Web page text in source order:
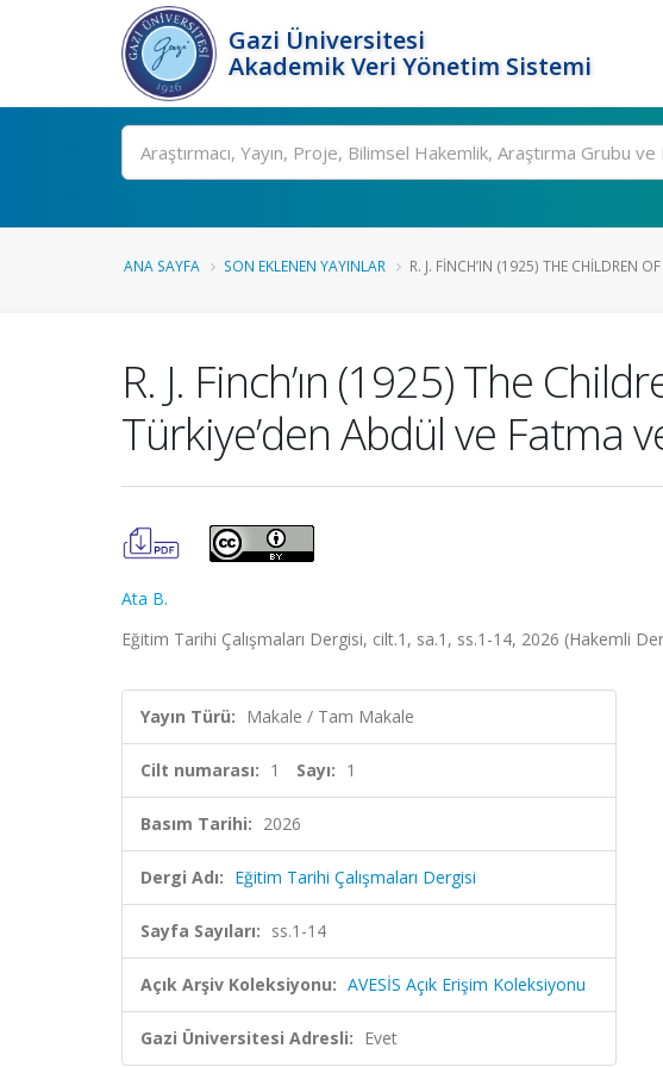
Gazi Üniversitesi
Akademik Veri Yönetim Sistemi
Ara
ANA SAYFA SON EKLENEN YAYINLAR R. J. FINCH’IN (1925) THE CHILDREN OF
R. J. Finch’ın (1925) The
Türkiye’den Abdül ve Fatma
Ata B.
Eğitim Tarihi Çalışmaları Dergisi, cilt.1, sa.1, ss.1-14, 2026 (Hakemli
Yayın Türü: Makale / Tam Makale
Cilt numarası: 1 Sayı: 1
Basım Tarihi: 2026
Dergi Adı: Eğitim Tarihi Çalışmaları Dergisi
Sayfa Sayıları: ss.1-14
Açık Arşiv Koleksiyonu: AVESİS Açık Erişim Koleksiyonu
Gazi Üniversitesi Adresli: Evet